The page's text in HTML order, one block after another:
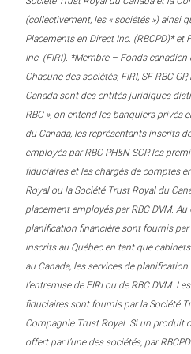
(collectivement, les « sociétés ») ainsi
Placements en Direct Inc. (RBCPD)* et
Inc. (FIRI). *Membre – Fonds
Chacune des sociétés, FIRI, SF RBC
Canada sont des entités juridiques
RBC », on entend les banquiers privés
du Canada, les représentants inscrits
employés par RBC PH&N SCP, les
fiduciaires et les chargés de comptes
Royal ou la Société Trust Royal du
placement employés par RBC DVM. Au
planification financière sont fournis par
inscrits au Québec en tant que
au Canada, les services de
l’entremise de FIRI ou de RBC DVM.
fiduciaires sont fournis par la Société
Compagnie Trust Royal. Si un produit
offert par l’une des sociétés, par